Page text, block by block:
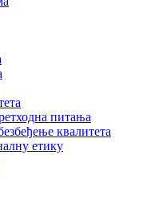
питања
квалитета
етику